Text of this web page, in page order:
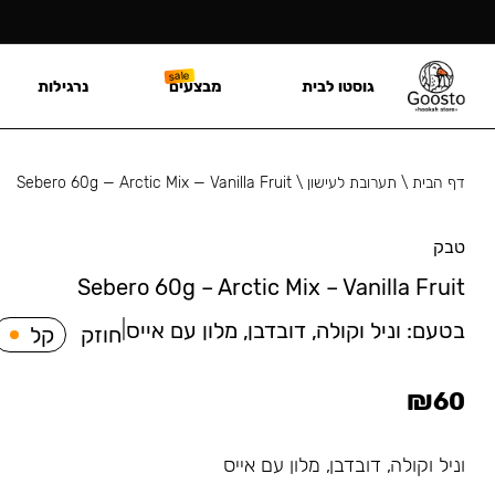
דף הבית\ תערובת לעישון \
Sebero 60g — Arctic Mix — Vanilla Fruit
טבק
Sebero 60g – Arctic Mix – Vanilla Fruit
בטעם: וניל וקולה, דובדבן, מלון עם אייס חוזק קל
₪60
וניל וקולה, דובדבן, מלון עם אייס
גוסטו לבית מבצעים נרגילות